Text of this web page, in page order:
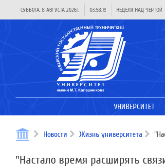
СУББОТА, 8 АВГУСТА 2026Г. 03:58:19 НЕДЕЛЯ НАД ЧЕРТОЙ
УНИВЕРСИТЕТ
Новости Жизнь университета
"Настало время расширять